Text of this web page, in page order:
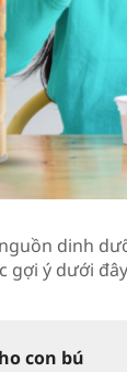
dinh
gợi ý dưới
con bú